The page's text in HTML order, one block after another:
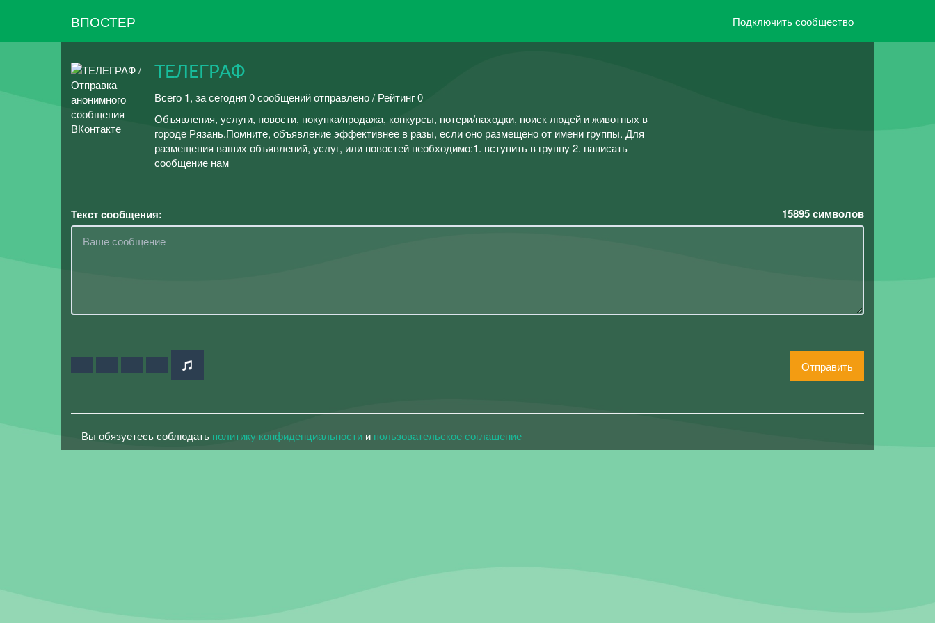
ВПОСТЕР Подключить сообщество
ТЕЛЕГРАФ
Всего 1, за сегодня 0 сообщений отправлено / Рейтинг 0
Объявления, услуги, новости, покупка/продажа, конкурсы, потери/находки, поиск людей и животных в
городе Рязань.Помните, объявление эффективнее в разы, если оно размещено от имени группы. Для
размещения ваших объявлений, услуг, или новостей необходимо:1. вступить в группу 2. написать
сообщение нам
Текст сообщения: 15895символов
Отправить
Вы обязуетесь соблюдать политику конфиденциальности и пользовательское соглашение